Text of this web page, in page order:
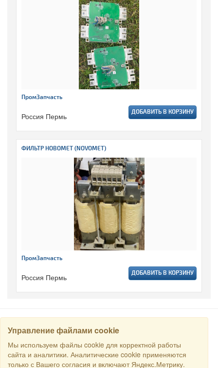
ПромЗапчасть
Россия Пермь ДОБАВИТЬ В КОРЗИНУ
ФИЛЬТР НОВОМЕТ (NOVOMET)
ПромЗапчасть
Россия Пермь ДОБАВИТЬ В КОРЗИНУ
Управление файлами cookie
Мы используем файлы cookie для корректной работы
сайта и аналитики. Аналитические cookie применяются
только с Вашего согласия и включают Яндекс.Метрику.
Все права защищены © 2016 Торговый Дом РСДС. E-mail: